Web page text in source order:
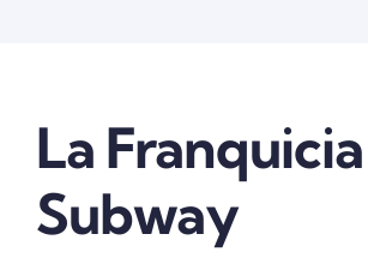
La Franquicia
Subway